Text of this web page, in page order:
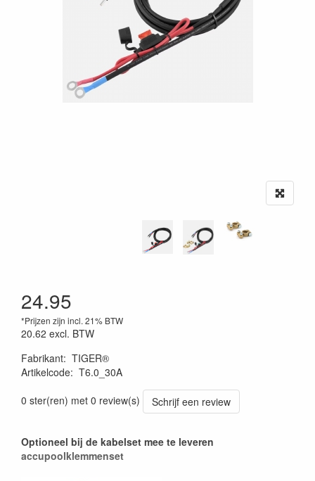
24.95
*Prijzen zijn incl. 21% BTW
20.62 excl. BTW
Fabrikant: TIGER®
Artikelcode: T6.0_30A
0 ster(ren) met 0 review(s)
Schrijf een review
Optioneel bij de kabelset mee te leveren
accupoolklemmenset